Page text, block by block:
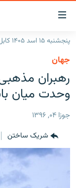
لینک‌های
قابل
دسترسی
متن
اصلی
بازگشت
منوی
مراجعه
گزارش‌ها
افغانستان
جهان
خبرها
مصاحبه‌ها
برنامه‌ها
مجموعه تصویری
پنجشنبه ۱۵ اسد ۱۴۰۵ کابل ۱۰:۱۸
جهان
رهبران
وحدت میان
جوزا ۰۴, ۱۳۹۶
شریک ساختن